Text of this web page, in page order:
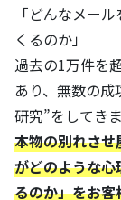
「どんなメー
くるのか」
過去の1万件を
あり、無数の
研究”をしてき
本物の別れさ
がどのような
るのか」をお